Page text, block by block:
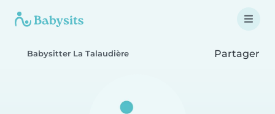
Babysitter La Talaudière Partager